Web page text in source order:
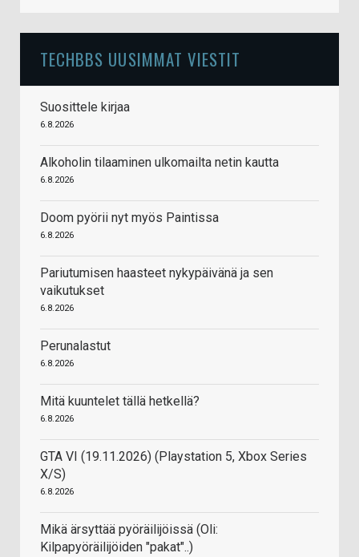
TECHBBS UUSIMMAT VIESTIT
Suosittele kirjaa
6.8.2026
Alkoholin tilaaminen ulkomailta netin kautta
6.8.2026
Doom pyörii nyt myös Paintissa
6.8.2026
Pariutumisen haasteet nykypäivänä ja sen
vaikutukset
6.8.2026
Perunalastut
6.8.2026
Mitä kuuntelet tällä hetkellä?
6.8.2026
GTA VI (19.11.2026) (Playstation 5, Xbox Series
X/S)
6.8.2026
Mikä ärsyttää pyöräilijöissä (Oli:
Kilpapyöräilijöiden "pakat"..)